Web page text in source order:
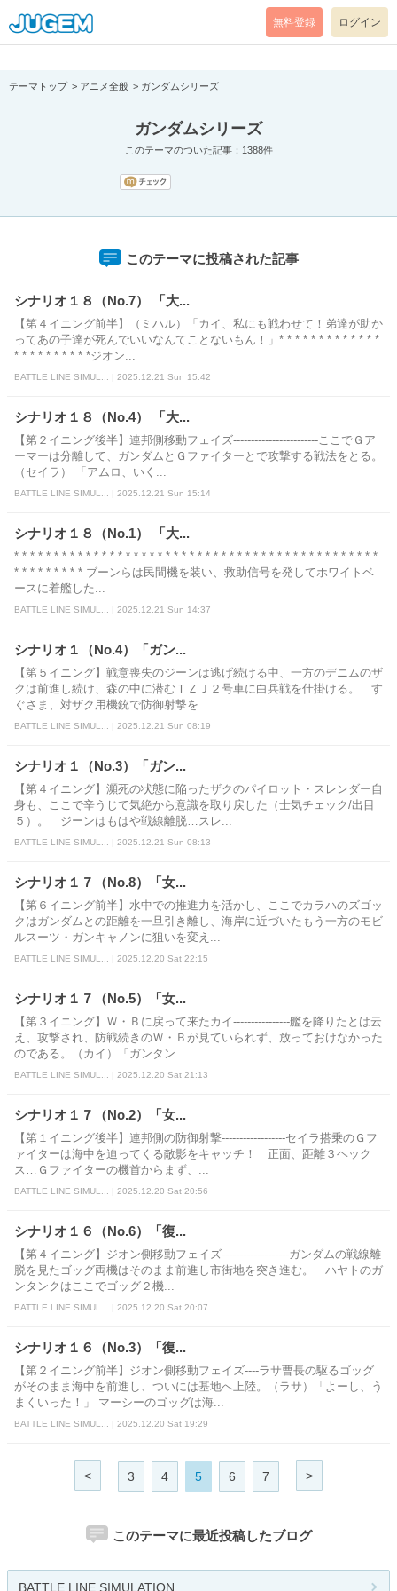
[pear_error: message="Success" code=0 mode=return level=notice
prefix="" info=""]
無料登録 ログイン
テーマトップ アニメ全般 ガンダムシリーズ
ガンダムシリーズ
このテーマのついた記事：1388件
このテーマに投稿された記事
シナリオ１８（No.7） 「大...
【第４イニング前半】（ミハル）「カイ、私にも戦わせて！弟達が助か
ってあの子達が死んでいいなんてことないもん！」* * * * * * * * * * * * *
* * * * * * * * * *ジオン...
BATTLE LINE SIMUL... | 2025.12.21 Sun 15:42
シナリオ１８（No.4） 「大...
【第２イニング後半】連邦側移動フェイズ------------------------ここでＧア
ーマーは分離して、ガンダムとＧファイターとで攻撃する戦法をとる。
（セイラ） 「アムロ、いく...
BATTLE LINE SIMUL... | 2025.12.21 Sun 15:14
シナリオ１８（No.1） 「大...
* * * * * * * * * * * * * * * * * * * * * * * * * * * * * * * * * * * * * * * * * * * * * *
* * * * * * * * * ブーンらは民間機を装い、救助信号を発してホワイトベ
ースに着艦した...
BATTLE LINE SIMUL... | 2025.12.21 Sun 14:37
シナリオ１（No.4）「ガン...
【第５イニング】戦意喪失のジーンは逃げ続ける中、一方のデニムのザ
クは前進し続け、森の中に潜むＴＺＪ２号車に白兵戦を仕掛ける。 す
ぐさま、対ザク用機銃で防御射撃を...
BATTLE LINE SIMUL... | 2025.12.21 Sun 08:19
シナリオ１（No.3）「ガン...
【第４イニング】瀕死の状態に陥ったザクのパイロット・スレンダー自
身も、ここで辛うじて気絶から意識を取り戻した（士気チェック/出目
５）。 ジーンはもはや戦線離脱…スレ...
BATTLE LINE SIMUL... | 2025.12.21 Sun 08:13
シナリオ１７（No.8）「女...
【第６イニング前半】水中での推進力を活かし、ここでカラハのズゴッ
クはガンダムとの距離を一旦引き離し、海岸に近づいたもう一方のモビ
ルスーツ・ガンキャノンに狙いを変え...
BATTLE LINE SIMUL... | 2025.12.20 Sat 22:15
シナリオ１７（No.5）「女...
【第３イニング】Ｗ・Ｂに戻って来たカイ----------------艦を降りたとは云
え、攻撃され、防戦続きのＷ・Ｂが見ていられず、放っておけなかった
のである。（カイ）「ガンタン...
BATTLE LINE SIMUL... | 2025.12.20 Sat 21:13
シナリオ１７（No.2）「女...
【第１イニング後半】連邦側の防御射撃------------------セイラ搭乗のＧフ
ァイターは海中を迫ってくる敵影をキャッチ！ 正面、距離３ヘック
ス…Ｇファイターの機首からまず、...
BATTLE LINE SIMUL... | 2025.12.20 Sat 20:56
シナリオ１６（No.6）「復...
【第４イニング】ジオン側移動フェイズ-------------------ガンダムの戦線離
脱を見たゴッグ両機はそのまま前進し市街地を突き進む。 ハヤトのガ
ンタンクはここでゴッグ２機...
BATTLE LINE SIMUL... | 2025.12.20 Sat 20:07
シナリオ１６（No.3）「復...
【第２イニング前半】ジオン側移動フェイズ----ラサ曹長の駆るゴッグ
がそのまま海中を前進し、ついには基地へ上陸。（ラサ）「よーし、う
まくいった！」 マーシーのゴッグは海...
BATTLE LINE SIMUL... | 2025.12.20 Sat 19:29
< 3 4 5 6 7 >
このテーマに最近投稿したブログ
BATTLE LINE SIMULATION